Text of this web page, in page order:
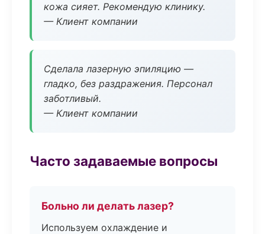
кожа сияет. Рекомендую клинику.
— Клиент компании
Сделала лазерную эпиляцию —
гладко, без раздражения. Персонал
заботливый.
— Клиент компании
Часто задаваемые вопросы
Больно ли делать лазер?
Используем охлаждение и